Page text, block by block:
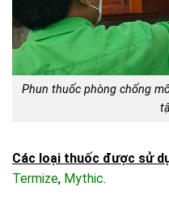
Phun thuốc phòng chống
Các loại thuốc được sử
Termize, Mythic.